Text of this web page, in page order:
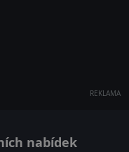
REKLAMA
nabídek